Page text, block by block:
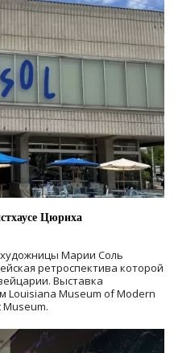
Цюриха
художницы Марии Соль
ретроспектива которой
Выставка
Louisiana Museum of Modern